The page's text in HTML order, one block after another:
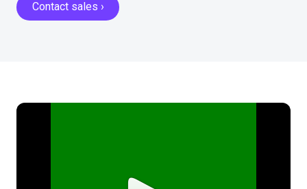
Contact sales ›